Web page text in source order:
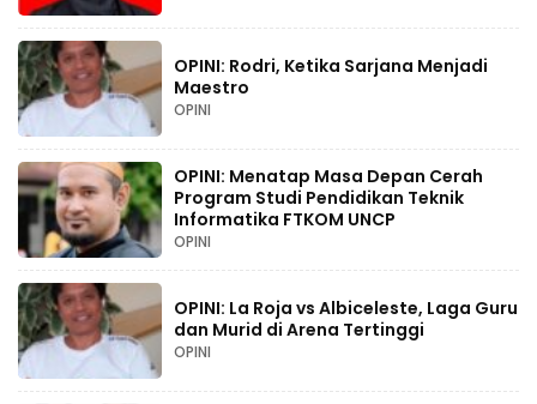
OPINI: Rodri, Ketika Sarjana Menjadi
Maestro
OPINI
OPINI: Menatap Masa Depan Cerah
Program Studi Pendidikan Teknik
Informatika FTKOM UNCP
OPINI
OPINI: La Roja vs Albiceleste, Laga Guru
dan Murid di Arena Tertinggi
OPINI